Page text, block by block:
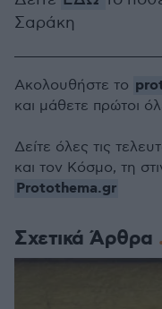
Σαράκη
Σχετικά Άρθρα
Ακολουθήστε το
και μάθετε πρώτοι
Δείτε όλες τις
και τον Κόσμο, τη
Protothema.gr